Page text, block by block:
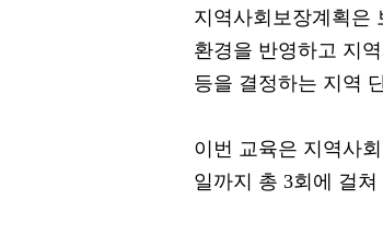
지역사회보장계획은
환경을 반영하고 지
등을 결정하는 지역
이번 교육은 지역사
일까지 총 3회에 걸